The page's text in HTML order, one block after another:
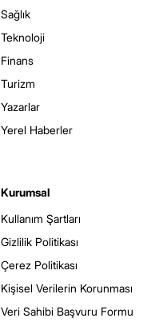
Sağlık
Teknoloji
Finans
Turizm
Yazarlar
Yerel Haberler
Kurumsal
Kullanım Şartları
Gizlilik Politikası
Çerez Politikası
Kişisel Verilerin Korunması
Veri Sahibi Başvuru Formu